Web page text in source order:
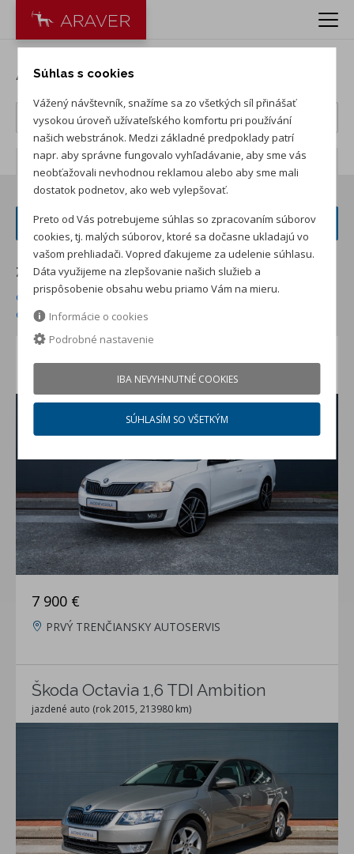
Autá ŠKODA
Počet záznamov: 232
FILTER VOZIDIEL
Zoradiť podľa:
od najnižšej ceny skladom
od najvyššej ceny skladom
od najvyššej zľavy
od najnižšej ceny
Škoda Rapid 1.2 TSI
jazdené auto (rok 2015, 158147 km)
7 900 €
PRVÝ TRENČIANSKY AUTOSERVIS
Škoda Octavia 1,6 TDI Ambition
jazdené auto (rok 2015, 213980 km)
Súhlas s cookies
Vážený návštevník, snažíme sa zo všetkých síl přinášať
vysokou úroveň užívateľského komfortu pri používání
našich webstránok. Medzi základné predpoklady patrí
napr. aby správne fungovalo vyhľadávanie, aby sme vás
neobťažovali nevhodnou reklamou alebo aby sme mali
dostatok podnetov, ako web vylepšovať.
Preto od Vás potrebujeme súhlas so zpracovaním súborov
cookies, tj. malých súborov, ktoré sa dočasne ukladajú vo
vašom prehliadači. Vopred ďakujeme za udelenie súhlasu.
Dáta využijeme na zlepšovanie našich služieb a
prispôsobenie obsahu webu priamo Vám na mieru.
Informácie o cookies
Podrobné nastavenie
IBA NEVYHNUTNÉ COOKIES
SÚHLASÍM SO VŠETKÝM